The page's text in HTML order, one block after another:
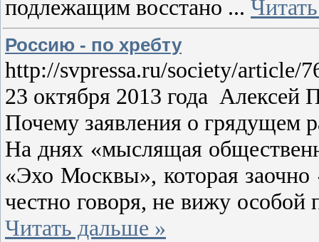
подлежащим восстано ...
Россию - по хребту
http://svpressa.ru/society/article/
23 октября 2013 года
Почему заявления о грядущем
На днях «мыслящая
«Эхо Москвы», которая
честно говоря, не вижу
Читать дальше »